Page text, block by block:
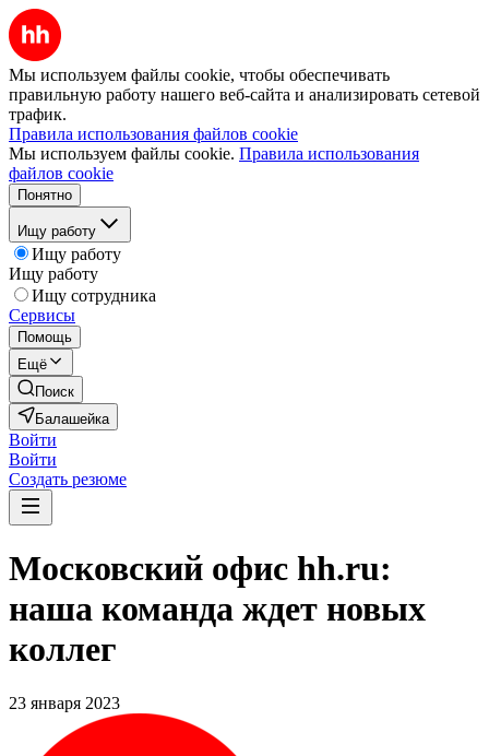
Мы используем файлы cookie, чтобы обеспечивать
правильную работу нашего веб-сайта и анализировать сетевой
трафик.
Правила использования файлов cookie
Мы используем файлы cookie. Правила использования
файлов cookie
Понятно
Ищу работу
Ищу работу
Ищу работу
Ищу сотрудника
Сервисы
Помощь
Ещё
Поиск
Балашейка
Войти
Войти
Создать резюме
Московский офис hh.ru:
наша команда ждет новых
коллег
23 января 2023